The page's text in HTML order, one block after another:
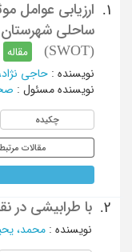
1.
ارزیابی عوامل
ساحلی شهرستان
(SWOT)
مقاله
نویسنده : حاجی
نویسنده مسئول :
چکیده
مقالات
2. با طرابیشی در
نویسنده : محمد،